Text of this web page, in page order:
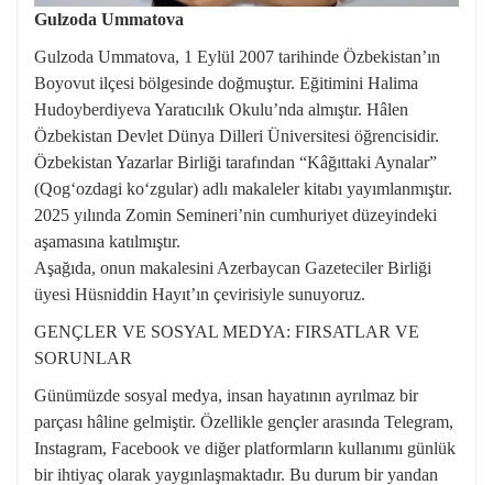
Gulzoda Ummatova
Gulzoda Ummatova, 1 Eylül 2007 tarihinde Özbekistan’ın
Boyovut ilçesi bölgesinde doğmuştur. Eğitimini Halima
Hudoyberdiyeva Yaratıcılık Okulu’nda almıştır. Hâlen
Özbekistan Devlet Dünya Dilleri Üniversitesi öğrencisidir.
Özbekistan Yazarlar Birliği tarafından “Kâğıttaki Aynalar”
(Qog‘ozdagi ko‘zgular) adlı makaleler kitabı yayımlanmıştır.
2025 yılında Zomin Semineri’nin cumhuriyet düzeyindeki
aşamasına katılmıştır.
Aşağıda, onun makalesini Azerbaycan Gazeteciler Birliği
üyesi Hüsniddin Hayıt’ın çevirisiyle sunuyoruz.
GENÇLER VE SOSYAL MEDYA: FIRSATLAR VE
SORUNLAR
Günümüzde sosyal medya, insan hayatının ayrılmaz bir
parçası hâline gelmiştir. Özellikle gençler arasında Telegram,
Instagram, Facebook ve diğer platformların kullanımı günlük
bir ihtiyaç olarak yaygınlaşmaktadır. Bu durum bir yandan